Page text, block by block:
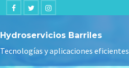
Hydroservicios Barriles
Tecnologías y aplicaciones eficientes